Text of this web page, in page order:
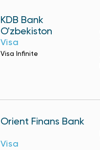
KDB Bank
O'zbekiston
Visa
Visa Infinite
Orient Finans Bank
Visa